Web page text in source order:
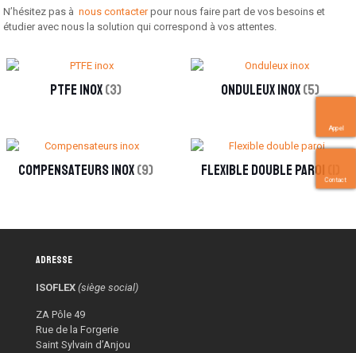
N’hésitez pas ànous contacterpour nous faire part de vos besoins et
étudier avec nous la solution qui correspond à vos attentes.
PTFE inox(3) Onduleux inox(5)
Compensateurs inox(9) Flexible double paroi
Adresse
ISOFLEX (siège social)
ZA Pôle 49
Rue de la Forgerie
Saint Sylvain d’Anjou
Appel
Contact